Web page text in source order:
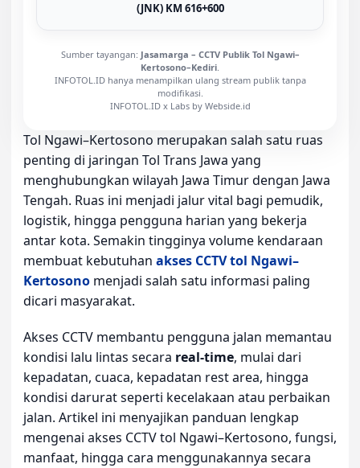
(JNK) KM 616+600
Sumber tayangan: Jasamarga – CCTV Publik Tol Ngawi–
Kertosono–Kediri
INFOTOL.ID hanya menampilkan ulang stream publik tanpa
modifikasi.
INFOTOL.ID x Labs by Webside.id
Tol Ngawi–Kertosono merupakan salah satu ruas
penting di jaringan Tol Trans Jawa yang
menghubungkan wilayah Jawa Timur dengan Jawa
Tengah. Ruas ini menjadi jalur vital bagi pemudik,
logistik, hingga pengguna harian yang bekerja
antar kota. Semakin tingginya volume kendaraan
membuat kebutuhan akses CCTV tol Ngawi–
Kertosono menjadi salah satu informasi paling
dicari masyarakat.
Akses CCTV membantu pengguna jalan memantau
kondisi lalu lintas secara real-time, mulai dari
kepadatan, cuaca, kepadatan rest area, hingga
kondisi darurat seperti kecelakaan atau perbaikan
jalan. Artikel ini menyajikan panduan lengkap
mengenai akses CCTV tol Ngawi–Kertosono, fungsi,
manfaat, hingga cara menggunakannya secara